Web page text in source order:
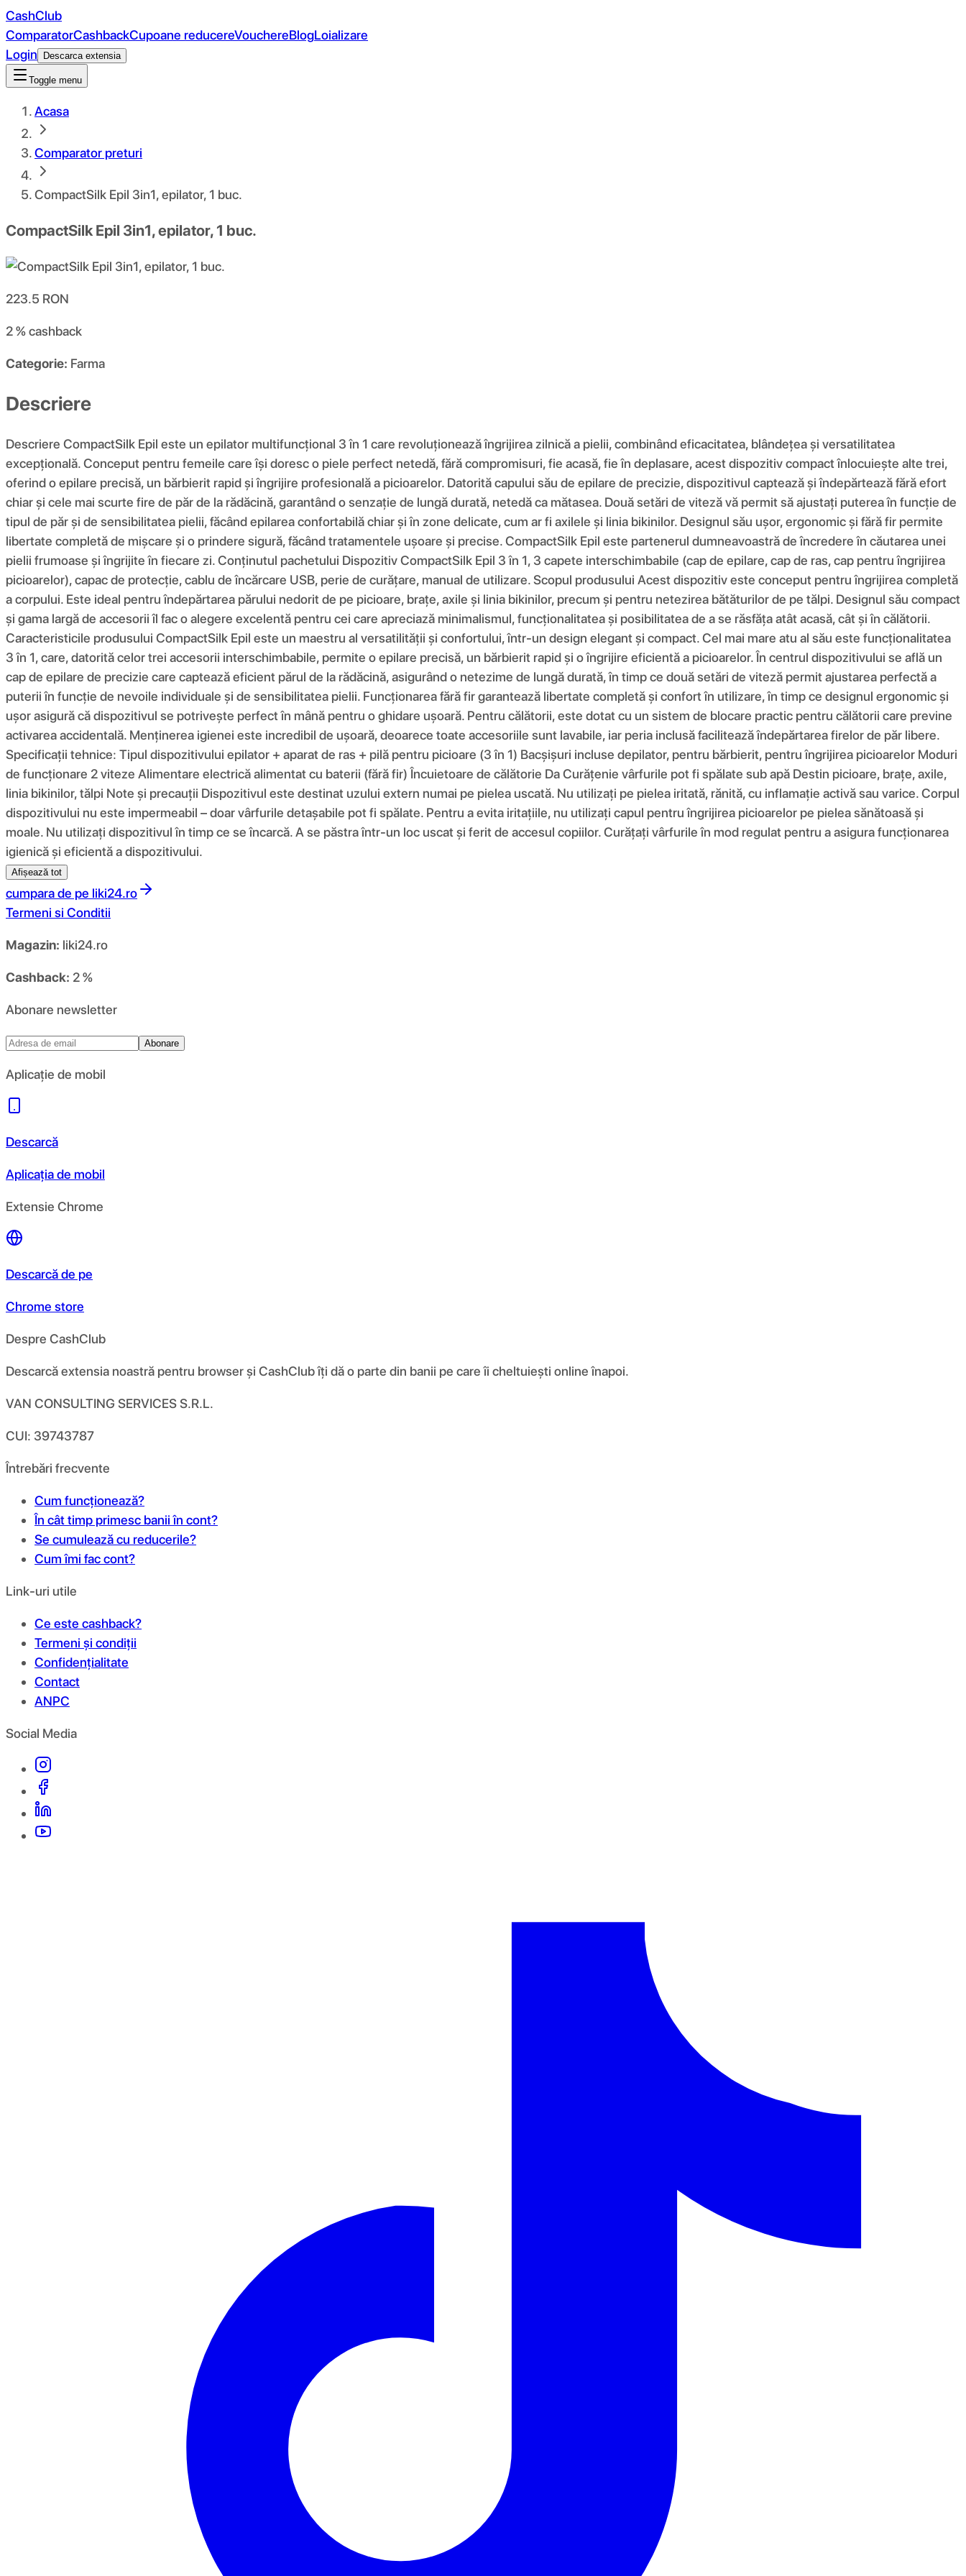
CashClub
ComparatorCashbackCupoane reducereVouchereBlogLoializare
Login
Descarca extensia
Toggle menu
Acasa
Comparator preturi
CompactSilk Epil 3in1, epilator, 1 buc.
CompactSilk Epil 3in1, epilator, 1 buc.
223.5 RON
2 %cashback
Categorie: Farma
Descriere
Descriere CompactSilk Epil este un epilator multifuncțional 3 în 1 care revoluționează îngrijirea zilnică a pielii, combinând eficacitatea, blândețea și versatilitatea
excepțională. Conceput pentru femeile care își doresc o piele perfect netedă, fără compromisuri, fie acasă, fie în deplasare, acest dispozitiv compact înlocuiește alte trei,
oferind o epilare precisă, un bărbierit rapid și îngrijire profesională a picioarelor. Datorită capului său de epilare de precizie, dispozitivul captează și îndepărtează fără efort
chiar și cele mai scurte fire de păr de la rădăcină, garantând o senzație de lungă durată, netedă ca mătasea. Două setări de viteză vă permit să ajustați puterea în funcție de
tipul de păr și de sensibilitatea pielii, făcând epilarea confortabilă chiar și în zone delicate, cum ar fi axilele și linia bikinilor. Designul său ușor, ergonomic și fără fir permite
libertate completă de mișcare și o prindere sigură, făcând tratamentele ușoare și precise. CompactSilk Epil este partenerul dumneavoastră de încredere în căutarea unei
pielii frumoase și îngrijite în fiecare zi. Conținutul pachetului Dispozitiv CompactSilk Epil 3 în 1, 3 capete interschimbabile (cap de epilare, cap de ras, cap pentru îngrijirea
picioarelor), capac de protecție, cablu de încărcare USB, perie de curățare, manual de utilizare. Scopul produsului Acest dispozitiv este conceput pentru îngrijirea completă
a corpului. Este ideal pentru îndepărtarea părului nedorit de pe picioare, brațe, axile și linia bikinilor, precum și pentru netezirea bătăturilor de pe tălpi. Designul său compact
și gama largă de accesorii îl fac o alegere excelentă pentru cei care apreciază minimalismul, funcționalitatea și posibilitatea de a se răsfăța atât acasă, cât și în călătorii.
Caracteristicile produsului CompactSilk Epil este un maestru al versatilității și confortului, într-un design elegant și compact. Cel mai mare atu al său este funcționalitatea
3 în 1, care, datorită celor trei accesorii interschimbabile, permite o epilare precisă, un bărbierit rapid și o îngrijire eficientă a picioarelor. În centrul dispozitivului se află un
cap de epilare de precizie care captează eficient părul de la rădăcină, asigurând o netezime de lungă durată, în timp ce două setări de viteză permit ajustarea perfectă a
puterii în funcție de nevoile individuale și de sensibilitatea pielii. Funcționarea fără fir garantează libertate completă și confort în utilizare, în timp ce designul ergonomic și
ușor asigură că dispozitivul se potrivește perfect în mână pentru o ghidare ușoară. Pentru călătorii, este dotat cu un sistem de blocare practic pentru călătorii care previne
activarea accidentală. Menținerea igienei este incredibil de ușoară, deoarece toate accesoriile sunt lavabile, iar peria inclusă facilitează îndepărtarea firelor de păr libere.
Specificații tehnice: Tipul dispozitivului epilator + aparat de ras + pilă pentru picioare (3 în 1) Bacșișuri incluse depilator, pentru bărbierit, pentru îngrijirea picioarelor Moduri
de funcționare 2 viteze Alimentare electrică alimentat cu baterii (fără fir) Încuietoare de călătorie Da Curățenie vârfurile pot fi spălate sub apă Destin picioare, brațe, axile,
linia bikinilor, tălpi Note și precauții Dispozitivul este destinat uzului extern numai pe pielea uscată. Nu utilizați pe pielea iritată, rănită, cu inflamație activă sau varice. Corpul
dispozitivului nu este impermeabil – doar vârfurile detașabile pot fi spălate. Pentru a evita iritațiile, nu utilizați capul pentru îngrijirea picioarelor pe pielea sănătoasă și
moale. Nu utilizați dispozitivul în timp ce se încarcă. A se păstra într-un loc uscat și ferit de accesul copiilor. Curățați vârfurile în mod regulat pentru a asigura funcționarea
igienică și eficientă a dispozitivului.
Afișează tot
cumpara de pe liki24.ro
Termeni si Conditii
Magazin: liki24.ro
Cashback: 2 %
Abonare newsletter
Abonare
Aplicație de mobil
Descarcă
Aplicația de mobil
Extensie Chrome
Descarcă de pe
Chrome store
Despre CashClub
Descarcă extensia noastră pentru browser și CashClub îți dă o parte din banii pe care îi cheltuiești online înapoi.
VAN CONSULTING SERVICES S.R.L.
CUI: 39743787
Întrebări frecvente
Cum funcționează?
În cât timp primesc banii în cont?
Se cumulează cu reducerile?
Cum îmi fac cont?
Link-uri utile
Ce este cashback?
Termeni și condiții
Confidențialitate
Contact
ANPC
Social Media